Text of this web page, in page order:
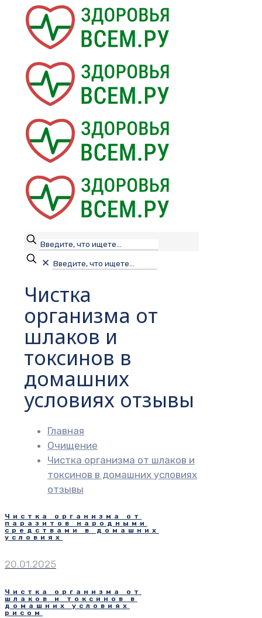
✕
Чистка
организма от
шлаков и
токсинов в
домашних
условиях отзывы
Главная
Очищение
Чистка организма от шлаков и
токсинов в домашних условиях
отзывы
Чистка организма от
паразитов народными
средствами в домашних
условиях
20.01.2025
Чистка организма от
шлаков и токсинов в
домашних условиях
рисом